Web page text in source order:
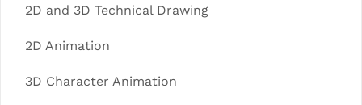
2D and 3D Technical Drawing
2D Animation
3D Character Animation